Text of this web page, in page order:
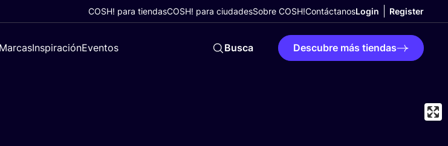
COSH! para tiendasCOSH! para ciudadesSobre COSH!ContáctanosLogin Register
MarcasInspiraciónEventos Busca Descubre más tiendas